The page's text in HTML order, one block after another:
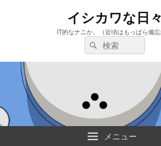
イシカワな日々
IT的なナニか。（近頃はもっぱら備忘
検
索:
検
索
メニュー